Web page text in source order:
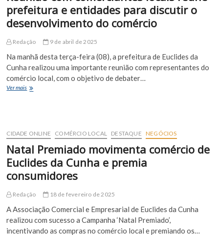
Euclides
da
Cunha
dias
e
21
de
abril
prefeitura e entidades para discutir o
desenvolvimento do comércio
Redação 9 de abril de 2025
Na manhã desta terça-feira (08), a prefeitura de Euclides da
Cunha realizou uma importante reunião com representantes do
comércio local, com o objetivo de debater…
Ver maisReunião
prefeitura
e
entidades
para
discutir
o
do
CIDADE ONLINE COMÉRCIO LOCAL DESTAQUE NEGÓCIOS
Natal Premiado movimenta comércio de
Euclides da Cunha e premia
consumidores
Redação 18 de fevereiro de 2025
A Associação Comercial e Empresarial de Euclides da Cunha
realizou com sucesso a Campanha ‘Natal Premiado’,
incentivando as compras no comércio local e premiando os…